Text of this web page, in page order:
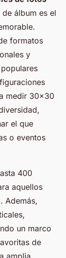
álbum es el
formatos
y
medir 30x30
el que
o eventos
400
aquellos
Además,
un marco
de